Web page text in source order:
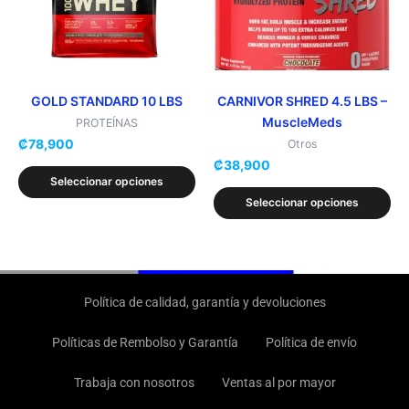
GOLD STANDARD 10 LBS
PROTEÍNAS
₡78,900
Seleccionar opciones
Las
opciones
se
elegir
en
página
de
CARNIVOR SHRED 4.5 LBS –
MuscleMeds
Otros
₡38,900
Seleccionar opciones
Las
opciones
se
elegir
en
la
de
producto
Política de calidad, garantía y devoluciones
Políticas de Rembolso y Garantía Política de envío
Trabaja con nosotros Ventas al por mayor